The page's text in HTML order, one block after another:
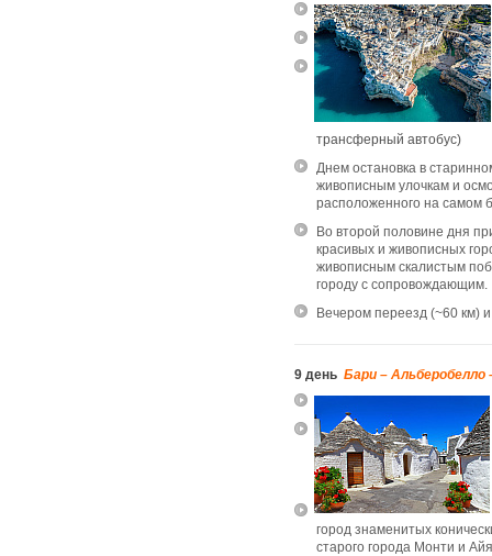
трансферный автобус)
Днем остановка в
живописным улочкам и
расположенного на самом
Во второй половине дня
красивых и живописных
живописным скалистым
городу с сопровождающим.
Вечером переезд (~60 км)
9 день Бари – Альберобелло
город знаменитых
старого города Монти и